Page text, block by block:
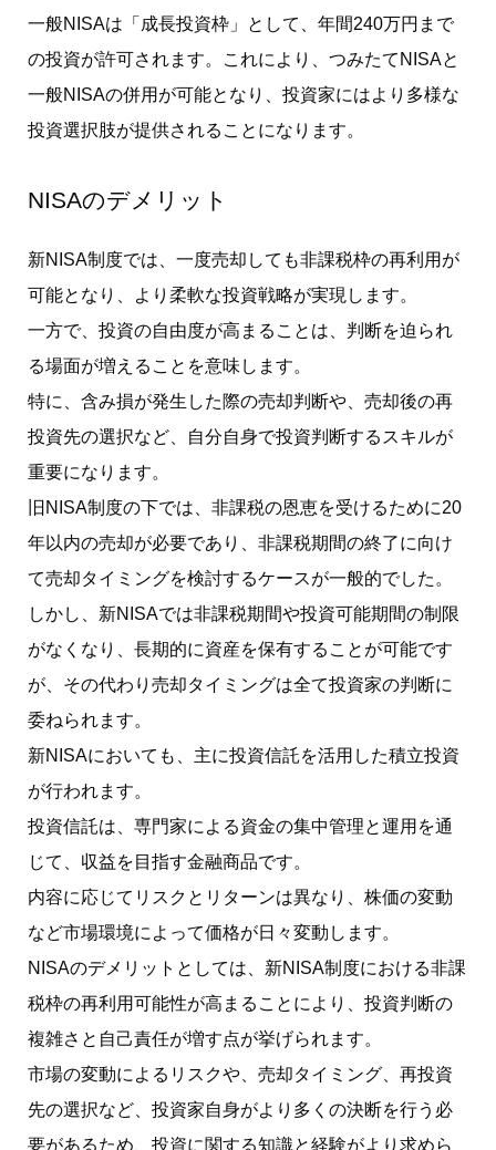
一般NISAは「成長投資枠」として、年間240万円まで
の投資が許可されます。これにより、つみたてNISAと
一般NISAの併用が可能となり、投資家にはより多様な
投資選択肢が提供されることになります。
NISAのデメリット
新NISA制度では、一度売却しても非課税枠の再利用が
可能となり、より柔軟な投資戦略が実現します。
一方で、投資の自由度が高まることは、判断を迫られ
る場面が増えることを意味します。
特に、含み損が発生した際の売却判断や、売却後の再
投資先の選択など、自分自身で投資判断するスキルが
重要になります。
旧NISA制度の下では、非課税の恩恵を受けるために20
年以内の売却が必要であり、非課税期間の終了に向け
て売却タイミングを検討するケースが一般的でした。
しかし、新NISAでは非課税期間や投資可能期間の制限
がなくなり、長期的に資産を保有することが可能です
が、その代わり売却タイミングは全て投資家の判断に
委ねられます。
新NISAにおいても、主に投資信託を活用した積立投資
が行われます。
投資信託は、専門家による資金の集中管理と運用を通
じて、収益を目指す金融商品です。
内容に応じてリスクとリターンは異なり、株価の変動
など市場環境によって価格が日々変動します。
NISAのデメリットとしては、新NISA制度における非課
税枠の再利用可能性が高まることにより、投資判断の
複雑さと自己責任が増す点が挙げられます。
市場の変動によるリスクや、売却タイミング、再投資
先の選択など、投資家自身がより多くの決断を行う必
要があるため、投資に関する知識と経験がより求めら